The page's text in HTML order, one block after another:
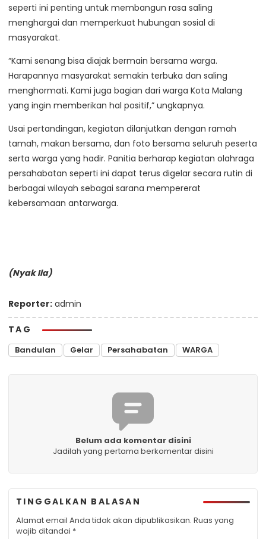
seperti ini penting untuk membangun rasa saling
menghargai dan memperkuat hubungan sosial di
masyarakat.
“Kami senang bisa diajak bermain bersama warga.
Harapannya masyarakat semakin terbuka dan saling
menghormati. Kami juga bagian dari warga Kota Malang
yang ingin memberikan hal positif,” ungkapnya.
Usai pertandingan, kegiatan dilanjutkan dengan ramah
tamah, makan bersama, dan foto bersama seluruh peserta
serta warga yang hadir. Panitia berharap kegiatan olahraga
persahabatan seperti ini dapat terus digelar secara rutin di
berbagai wilayah sebagai sarana mempererat
kebersamaan antarwarga.
(Nyak Ila)
Reporter: admin
TAG
Bandulan Gelar Persahabatan WARGA
Belum ada komentar disini
Jadilah yang pertama berkomentar disini
TINGGALKAN BALASAN
Alamat email Anda tidak akan dipublikasikan. Ruas yang
wajib ditandai *